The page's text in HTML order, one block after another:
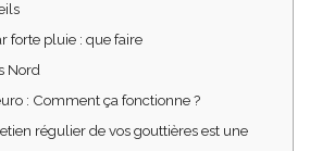
forte pluie : que faire
Nord
: Comment ça fonctionne ?
régulier de vos gouttières est une